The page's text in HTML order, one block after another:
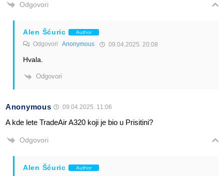
Odgovori
Alen Šćuric Author
Odgovori Anonymous 09.04.2025. 20:08
Hvala.
Odgovori
Anonymous 09.04.2025. 11:06
A kde lete TradeAir A320 koji je bio u Prisitini?
Odgovori
Alen Šćuric Author